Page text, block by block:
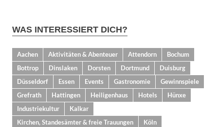
WAS INTERESSIERT DICH?
Aachen Aktivitäten & Abenteuer Attendorn
Bochum
Bottrop
Dinslaken Dorsten Dortmund
Duisburg
Düsseldorf
Essen Events Gastronomie
Gewinnspiele
Grefrath
Hattingen Heiligenhaus Hotels
Hünxe
Industriekultur
Kalkar
Kirchen, Standesämter & freie Trauungen
Köln